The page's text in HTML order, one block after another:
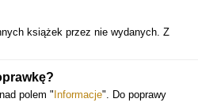
książek przez nie wydanych. Z
polem " Informacje". Do poprawy